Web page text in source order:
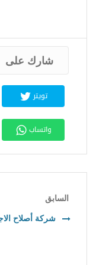
شارك على
تويتر
واتساب
السابق
شركة أصلاح